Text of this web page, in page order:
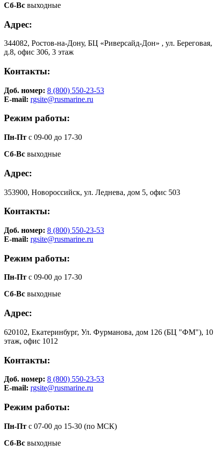
Сб-Вс выходные
Адрес:
344082, Ростов-на-Дону, БЦ «Риверсайд-Дон» , ул. Береговая,
д.8, офис 306, 3 этаж
Контакты:
Доб. номер: 8 (800) 550-23-53
E-mail: rgsite@rusmarine.ru
Режим работы:
Пн-Пт с 09-00 до 17-30
Сб-Вс выходные
Адрес:
353900, Новороссийск, ул. Леднева, дом 5, офис 503
Контакты:
Доб. номер: 8 (800) 550-23-53
E-mail: rgsite@rusmarine.ru
Режим работы:
Пн-Пт с 09-00 до 17-30
Сб-Вс выходные
Адрес:
620102, Екатеринбург, Ул. Фурманова, дом 126 (БЦ "ФМ"), 10
этаж, офис 1012
Контакты:
Доб. номер: 8 (800) 550-23-53
E-mail: rgsite@rusmarine.ru
Режим работы:
Пн-Пт с 07-00 до 15-30 (по МСК)
Сб-Вс выходные